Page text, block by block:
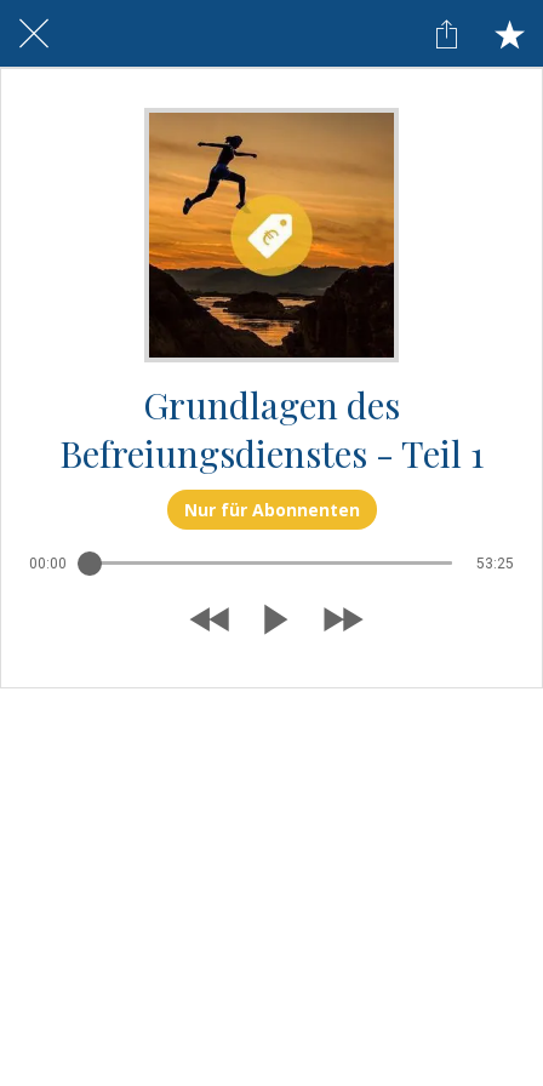
Grundlagen des
Befreiungsdienstes - Teil 1
Nur für Abonnenten
00:00 53:25